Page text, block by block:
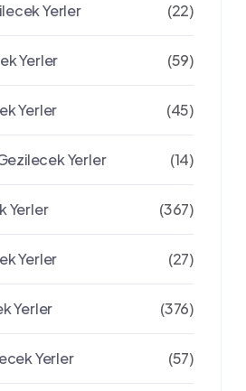
Yerler (22)
Yerler (59)
Yerler (45)
Yerler (14)
Yerler (367)
Yerler (27)
Yerler (376)
Yerler (57)